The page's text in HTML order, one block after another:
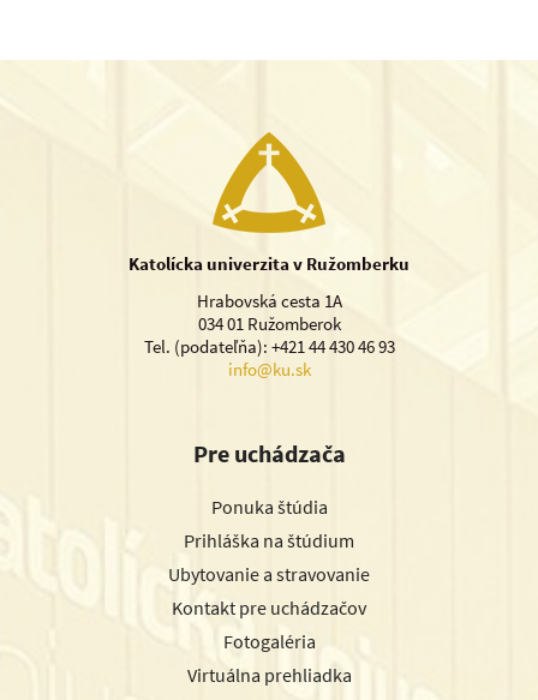
Katolícka univerzita v Ružomberku
Hrabovská cesta 1A
034 01 Ružomberok
Tel. (podateľňa): +421 44 430 46 93
info@ku.sk
Pre uchádzača
Ponuka štúdia
Prihláška na štúdium
Ubytovanie a stravovanie
Kontakt pre uchádzačov
Fotogaléria
Virtuálna prehliadka